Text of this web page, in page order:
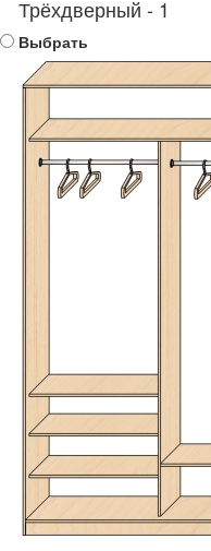
Трёхдверный - 1
Выбрать